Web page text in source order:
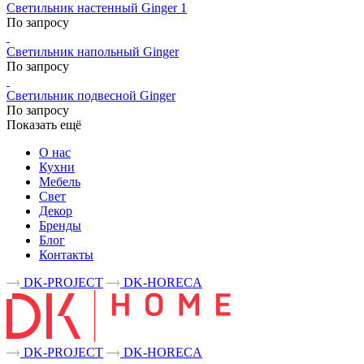
Светильник настенный Ginger 1
По запросу
Светильник напольный Ginger
По запросу
Светильник подвесной Ginger
По запросу
Показать ещё
О нас
Кухни
Мебель
Свет
Декор
Бренды
Блог
Контакты
DK-PROJECT
DK-HORECA
DK-PROJECT
DK-HORECA